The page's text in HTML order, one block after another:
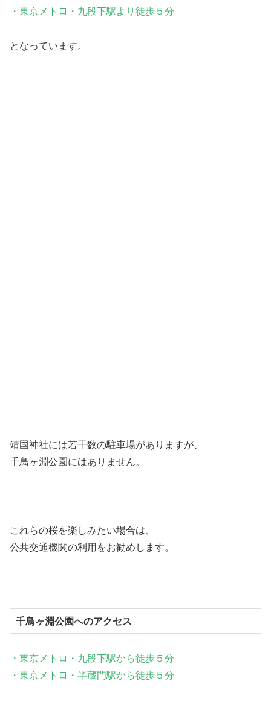
・東京メトロ・九段下駅より徒歩５分
となっています。
靖国神社には若干数の駐車場がありますが、
千鳥ヶ淵公園にはありません。
これらの桜を楽しみたい場合は、
公共交通機関の利用をお勧めします。
千鳥ヶ淵公園へのアクセス
・東京メトロ・九段下駅から徒歩５分
・東京メトロ・半蔵門駅から徒歩５分